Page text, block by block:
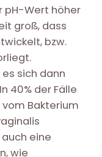
pH-Wert höher
groß, dass
bzw.
sich dann
40% der Fälle
Bakterium
eine
wie